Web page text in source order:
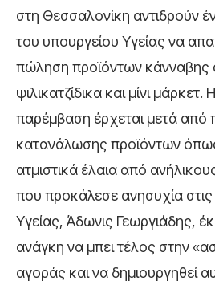
στη Θεσσαλονίκη αντιδρούν
του υπουργείου Υγείας να
πώληση προϊόντων κάνναβης
ψιλικατζίδικα και μίνι μάρκετ.
παρέμβαση έρχεται μετά από
κατανάλωσης προϊόντων
ατμιστικά έλαια από
που προκάλεσε ανησυχία
Υγείας, Άδωνις Γεωργιάδης,
ανάγκη να μπει τέλος στην
αγοράς και να δημιουργηθεί